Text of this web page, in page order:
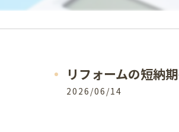
リフォームの短納
2026/06/14